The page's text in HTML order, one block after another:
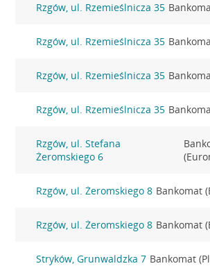
Rzgów, ul. Rzemieślnicza 35
Rzgów, ul. Rzemieślnicza 35
Rzgów, ul. Rzemieślnicza 35
Rzgów, ul. Rzemieślnicza 35
Rzgów, ul. Stefana
Żeromskiego 6
Rzgów, ul. Żeromskiego 8 Bankomat
Rzgów, ul. Żeromskiego 8 Bankomat
Stryków, Grunwaldzka 7 Bankomat